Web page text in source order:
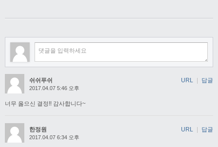
쉬쉬푸쉬
2017.04.07 5:46 오후
너무 옳으신 결정!! 감사합니다~
URL | 답글
한정원
2017.04.07 6:34 오후
URL | 답글